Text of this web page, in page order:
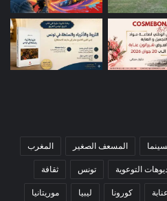
المسعف الصغير المغرب
التوعوية تونس ثقافة
عنابة كورونا ليبيا موريتانيا